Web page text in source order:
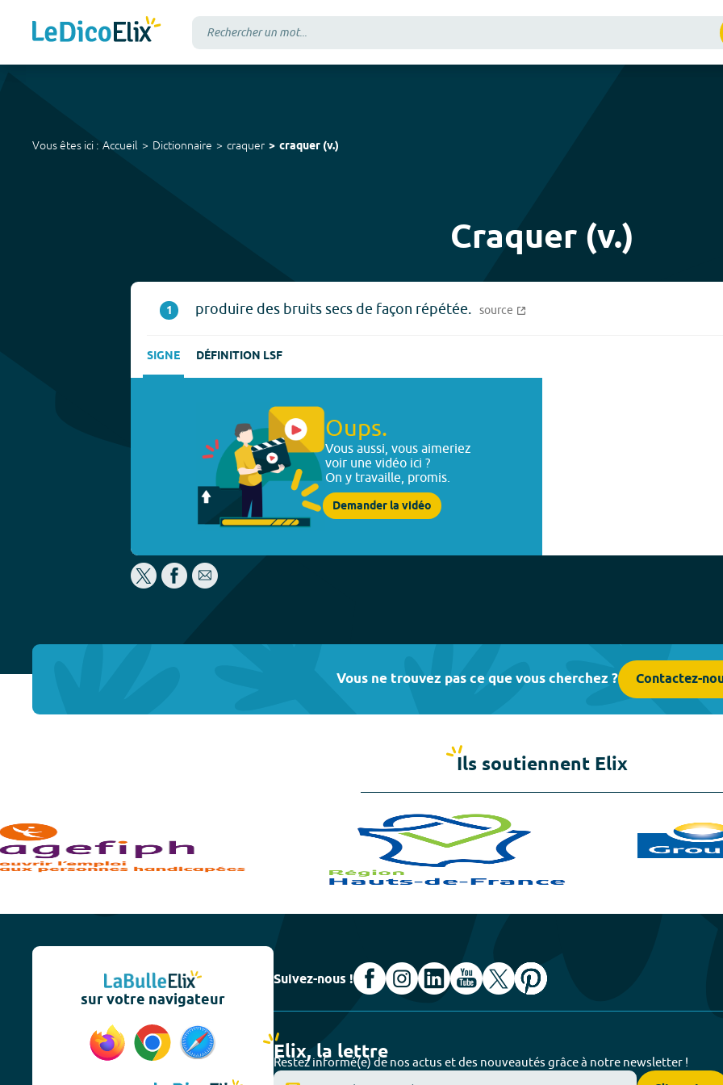
Vous êtes ici : Accueil Dictionnaire craquer craquer (v.)
Craquer (v.)
1 produire des bruits secs de façon répétée. source
SIGNE DÉFINITION LSF
Oups.
Vous aussi, vous aimeriez
voir une vidéo ici ?
On y travaille, promis.
Demander la vidéo
Vous ne trouvez pas ce que vous cherchez ? Contactez-
Ils soutiennent Elix
sur votre navigateur
Suivez-nous !
Elix, la lettre
Restez informé(e) de nos actus et des nouveautés grâce à notre newsletter !